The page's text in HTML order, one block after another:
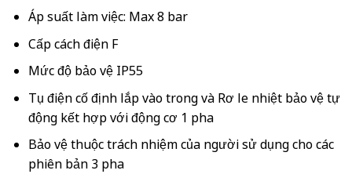
Áp suất làm việc: Max 8 bar
Cấp cách điện F
Mức độ bảo vệ IP55
Tụ điện cố định lắp vào trong và Rơ le nhiệt bảo vệ tự
động kết hợp với động cơ 1 pha
Bảo vệ thuộc trách nhiệm của người sử dụng cho các
phiên bản 3 pha